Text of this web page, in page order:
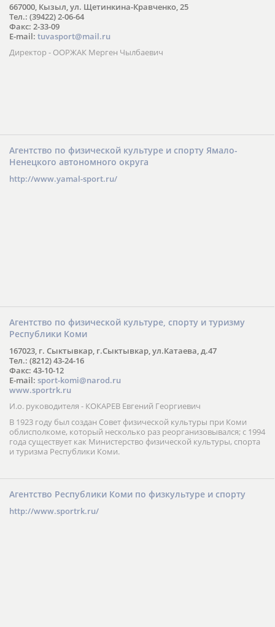
667000, Кызыл, ул. Щетинкина-Кравченко, 25
Тел.: (39422) 2-06-64
Факс: 2-33-09
E-mail: tuvasport@mail.ru
Директор - ООРЖАК Мерген Чылбаевич
Агентство по физической культуре и спорту Ямало-
Ненецкого автономного округа
http://www.yamal-sport.ru/
Агентство по физической культуре, спорту и туризму
Республики Коми
167023, г. Сыктывкар, г.Сыктывкар, ул.Катаева, д.47
Тел.: (8212) 43-24-16
Факс: 43-10-12
E-mail: sport-komi@narod.ru
www.sportrk.ru
И.о. руководителя - КОКАРЕВ Евгений Георгиевич
В 1923 году был создан Совет физической культуры при Коми
облисполкоме, который несколько раз реорганизовывался; с 1994
года существует как Министерство физической культуры, спорта
и туризма Республики Коми.
Агентство Республики Коми по физкультуре и спорту
http://www.sportrk.ru/